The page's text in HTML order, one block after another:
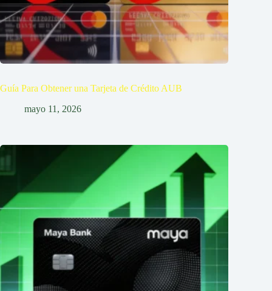
Guía Para Obtener una Tarjeta de Crédito AUB
mayo 11, 2026